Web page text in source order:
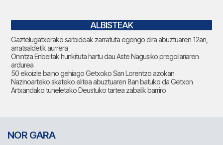
ALBISTEAK
Gaztelugatxerako sarbideak zarratuta egongo dira abuztuaren 12an,
arratsaldetik aurrera
Onintza Enbeitak hunkituta hartu dau Aste Nagusiko pregoilariaren
ardurea
50 ekoizle baino gehiago Getxoko San Lorentzo azokan
Nazinoarteko skateko elitea abuztuaren 8an batuko da Getxon
Artxandako tuneletako Deustuko tartea zabalik barriro
NOR GARA